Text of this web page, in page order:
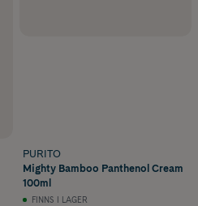
PURITO
Mighty Bamboo Panthenol Cream
100ml
FINNS I LAGER